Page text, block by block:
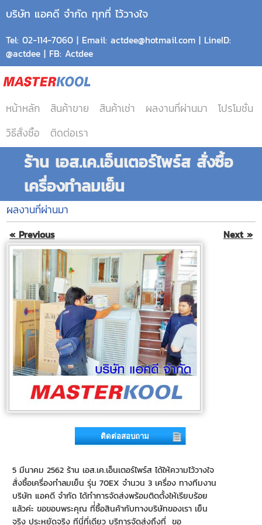
บริษัท แอคดี จำกัด ทุกที่ ไว้วางใจ
Tel: 02-114-7060 | Email: actdee@hotmail.com | LineID:
@actdee | FB: Actdee
หน้าหลัก สินค้าขาย สินค้าเช่า ผลงานที่ผ่านมา
โปรโมชั่น
วิธีสั่งซื้อ
ติดต่อเรา
ร้าน เอส.เค.เอ็นเตอร์ไพร์ส สั่งซื้อ
เครื่องทำลมเย็น
ผลงานที่ผ่านมา
« Previous Next »
5 มีนาคม 2562 ร้าน เอส.เค.เอ็นเตอร์ไพร์ส ได้ให้ความไว้วางใจ
สั่งซื้อเครื่องทำลมเย็น รุ่น 70EX จำนวน 3 เครื่อง ทางทีมงาน
บริษัท แอคดี จำกัด ได้ทำการจัดส่งพร้อมติดตั้งให้เรียบร้อย
แล้วค่ะ ขอขอบพระคุณ ที่่ซื้อสินค้ากับทางบริษัทของเรา เย็น
จริง ประหยัดจริง ทีนี่ที่เดียว บริการจัดส่งถึงที่ ขอ